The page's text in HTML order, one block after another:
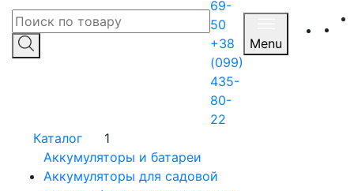
69-
50
+38
(099)
435-
80-
22
Menu
Каталог
1
Аккумуляторы и батареи
Аккумуляторы для садовой